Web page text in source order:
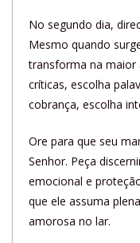
No segundo dia,
Mesmo quando
transforma na maior
críticas, escolha
cobrança, escolha
Ore para que seu
Senhor. Peça
emocional e
que ele assuma
amorosa no lar.